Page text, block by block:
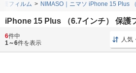
護フィルム NIMASO｜ニマソ iPhone 15 Plus
iPhone 15 Plus （6.7インチ） 保護
iPhone 15 Plus ガラスフィルム
6件中
1～6件を表示 人気